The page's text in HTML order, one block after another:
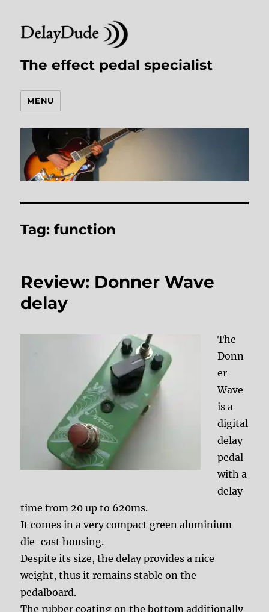
The effect pedal specialist
MENU
Tag:function
Review: Donner Wave
delay
The
Donn
er
Wave
is a
digital
delay
pedal
with a
delay
time from 20 up to 620ms.
It comes in a very compact green aluminium
die-cast housing.
Despite its size, the delay provides a nice
weight, thus it remains stable on the
pedalboard.
The rubber coating on the bottom additionally